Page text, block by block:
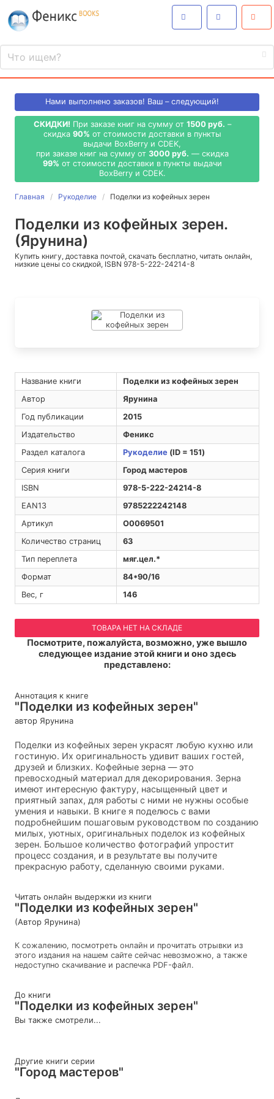
Нами выполнено заказов! Ваш – следующий!
СКИДКИ! При заказе книг на сумму от 1500 руб. –
скидка 90% от стоимости доставки в пункты
выдачи BoxBerry и CDEK,
при заказе книг на сумму от 3000 руб. — скидка
99% от стоимости доставки в пункты выдачи
BoxBerry и CDEK.
Главная Рукоделие Поделки из кофейных зерен
Поделки из кофейных зерен.
(Ярунина)
Купить книгу, доставка почтой, скачать бесплатно, читать онлайн,
низкие цены со скидкой, ISBN 978-5-222-24214-8
Название книги
Поделки из кофейных зерен
Автор
Ярунина
Год публикации
2015
Издательство
Феникс
Раздел каталога
Рукоделие(ID = 151)
Серия книги
Город мастеров
ISBN
978-5-222-24214-8
EAN13
9785222242148
Артикул
O0069501
Количество страниц
63
Тип переплета
мяг.цел.*
Формат
84*90/16
Вес, г
146
ТОВАРА НЕТ НА СКЛАДЕ
Посмотрите, пожалуйста, возможно, уже вышло
следующее издание этой книги и оно здесь
представлено:
Аннотация к книге
"Поделки из кофейных зерен"
автор Ярунина
Поделки из кофейных зерен украсят любую кухню или
гостиную. Их оригинальность удивит ваших гостей,
друзей и близких. Кофейные зерна — это
превосходный материал для декорирования. Зерна
имеют интересную фактуру, насыщенный цвет и
приятный запах, для работы с ними не нужны особые
умения и навыки. В книге я поделюсь с вами
подробнейшим пошаговым руководством по созданию
милых, уютных, оригинальных поделок из кофейных
зерен. Большое количество фотографий упростит
процесс создания, и в результате вы получите
прекрасную работу, сделанную своими руками.
Читать онлайн выдержки из книги
"Поделки из кофейных зерен"
(Автор Ярунина)
К сожалению, посмотреть онлайн и прочитать отрывки из
этого издания на нашем сайте сейчас невозможно, а также
недоступно скачивание и распечка PDF-файл.
До книги
"Поделки из кофейных зерен"
Вы также смотрели...
Другие книги серии
"Город мастеров"